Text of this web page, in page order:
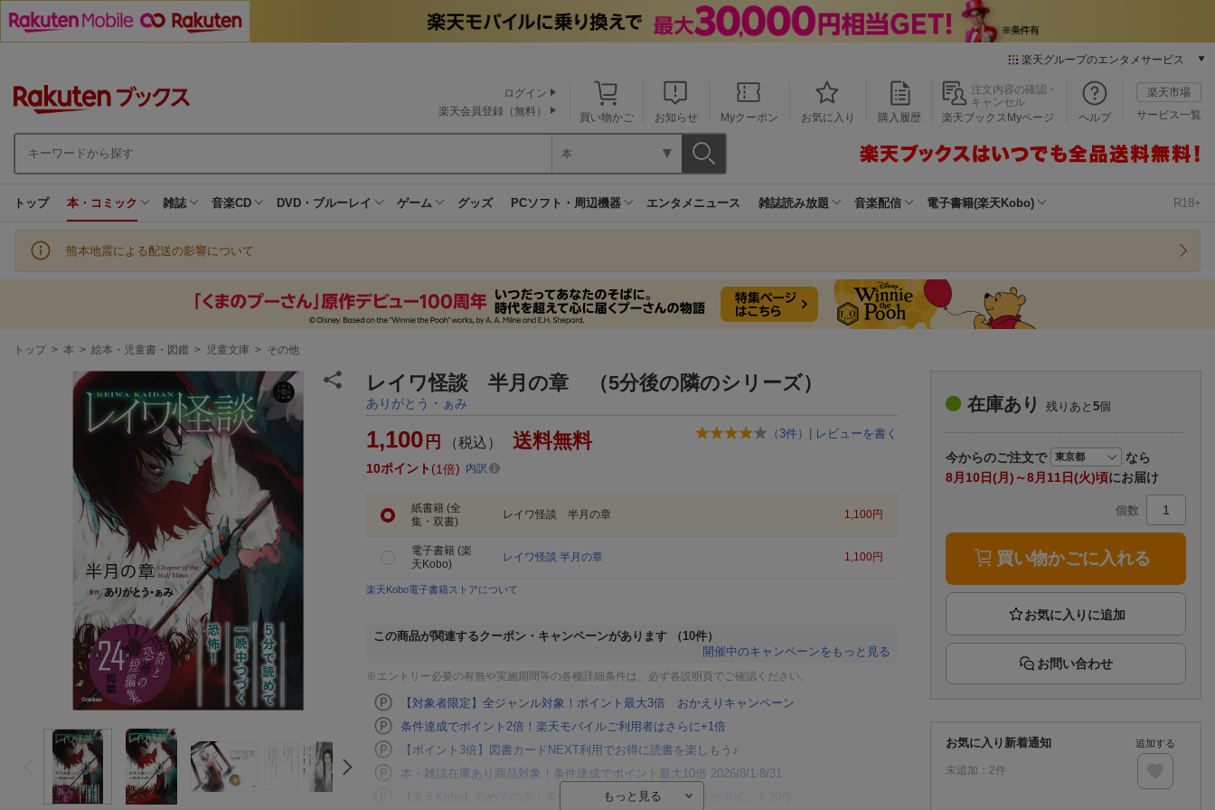
楽天グループのエンタメサービス
本/ゲーム/CD/DVD
楽天ブックス
楽天Kobo
楽天チケット
エンタメニュース
推し楽
買い物かご お知らせ Myクーポン お気に入り 購入履歴
注文内容の確認・
キャンセル
楽天ブックスMyページ
ヘルプ
楽天市場
サービス一覧
ログイン
楽天会員登録（無料）
本
トップ 本・コミック 雑誌 音楽CD DVD・ブルーレイ ゲーム グッズ PCソフト・周辺機器 エンタメニュース 雑誌読み放題 音楽配信 電子書籍(楽天Kobo) R18+
熊本地震による配送の影響について
現
トップ > 本 > 絵本・児童書・図鑑 > 児童文庫 > その他
レイワ怪談 半月の章 （5分後の隣のシリーズ）
ありがとう・ぁみ
（ 3件） | レビューを書く
1,100 円 （税込） 送料無料
10ポイント 1倍 内訳
紙書籍 (全
集・双書)
レイワ怪談 半月の章 1,100円
電子書籍 (楽
天Kobo)
レイワ怪談 半月の章 1,100円
楽天Kobo電子書籍ストアについて
この商品が関連するクーポン・キャンペーンがあります
（10件）
開催中のキャンペーンをもっと見る
※エントリー必要の有無や実施期間等の各種詳細条件は、必ず各説明頁でご確認ください。
【対象者限定】全ジャンル対象！ポイント最大3倍 おかえりキャンペーン
条件達成でポイント2倍！楽天モバイルご利用者はさらに+1倍
【ポイント3倍】図書カードNEXT利用でお得に読書を楽しもう♪
本・雑誌在庫あり商品対象！条件達成でポイント最大10倍 2026/8/1-8/31
【楽天Kobo】初めての方！条件達成で楽天ブックス購入分がポイント20倍
在庫あり 残りあと 5個
今からのご注文で
なら
8月10日(月)～8月11日(火)頃にお届け
個数
買い物かごに入れる
お問い合わせ
お気に入り新着通知
未追加： 2件
追加する